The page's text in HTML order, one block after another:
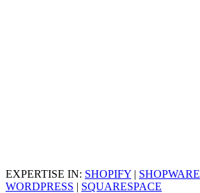
EXPERTISE IN: SHOPIFY | SHOPWARE
WORDPRESS | SQUARESPACE